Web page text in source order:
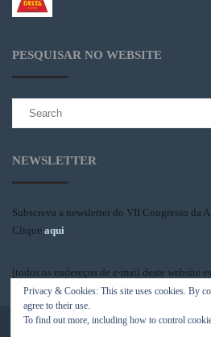
PESQUISAR NO WEBSITE
Privacy & Cookies: This site uses cookies. By
agree to their use.
To find out more, including how to control
NEWSLETTER
Subscreva a newsletter do VII Congresso da
Clique aqui
[todos os endereços de e-mail deste website
Associação Portuguesa de Antropologia ©